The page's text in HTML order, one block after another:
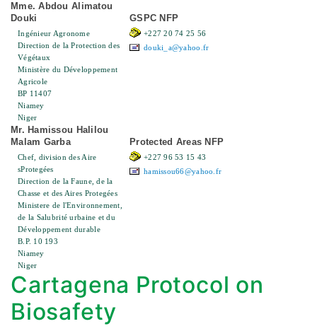
Mme. Abdou Alimatou
Douki
Ingénieur Agronome
Direction de la Protection des
Végétaux
Ministère du Développement
Agricole
BP 11407
Niamey
Niger
GSPC NFP
+227 20 74 25 56
douki_a@yahoo.fr
Mr. Hamissou Halilou
Malam Garba
Chef, division des Aire
sProtegées
Direction de la Faune, de la
Chasse et des Aires Protegées
Ministere de l'Environnement,
de la Salubrité urbaine et du
Développement durable
B.P. 10 193
Niamey
Niger
Protected Areas NFP
+227 96 53 15 43
hamissou66@yahoo.fr
Cartagena Protocol on
Biosafety